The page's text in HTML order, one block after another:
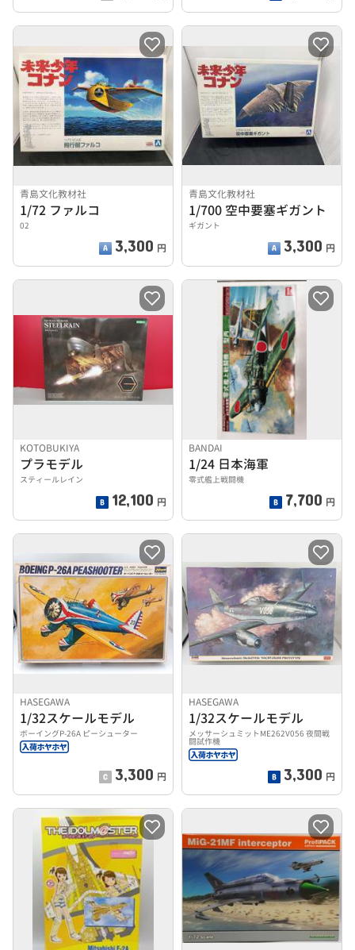
青島文化教材社
1/72 ファルコ
02
3,300 円
青島文化教材社
1/700 空中要塞ギガント
ギガント
3,300 円
KOTOBUKIYA
プラモデル
スティールレイン
12,100 円
BANDAI
1/24 日本海軍
零式艦上戦闘機
7,700 円
HASEGAWA
1/32スケールモデル
ボーイングP-26A ピーシューター
3,300 円
HASEGAWA
1/32スケールモデル
メッサーシュミットME262V056 夜間戦
闘試作機
3,300 円